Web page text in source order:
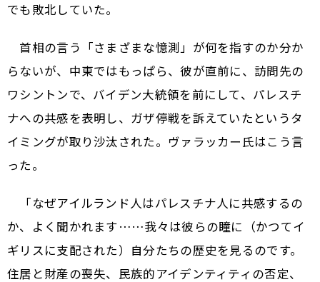
でも敗北していた。
首相の言う「さまざまな憶測」が何を指すのか分か
らないが、中東ではもっぱら、彼が直前に、訪問先の
ワシントンで、バイデン大統領を前にして、パレスチ
ナへの共感を表明し、ガザ停戦を訴えていたというタ
イミングが取り沙汰された。ヴァラッカー氏はこう言
った。
「なぜアイルランド人はパレスチナ人に共感するの
か、よく聞かれます……我々は彼らの瞳に（かつてイ
ギリスに支配された）自分たちの歴史を見るのです。
住居と財産の喪失、民族的アイデンティティの否定、